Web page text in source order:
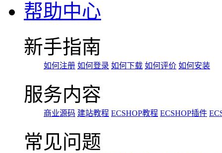
帮助中心
新手指南
如何注册 如何登录 如何下载 如何评价 如何安装
服务内容
商业源码 建站教程 ECSHOP教程 ECSHOP插件
常见问题